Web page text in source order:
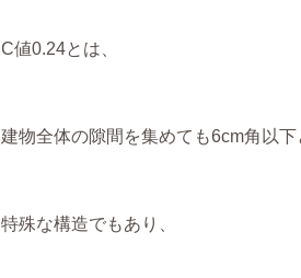
C値0.24とは、
建物全体の隙間を集めても6cm角以下
特殊な構造でもあり、